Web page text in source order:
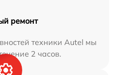
ремонт
техники Autel мы
2 часов.